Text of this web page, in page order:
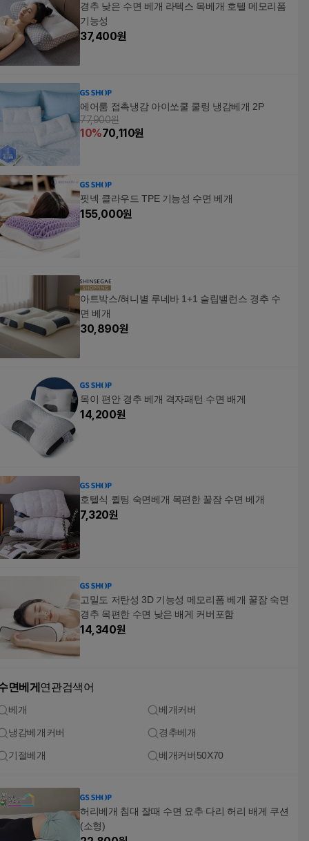
경추 낮은 수면 베개 라텍스 목베개 호텔 메모리폼
기능성
37,400원
에어룸 접촉냉감 아이쏘쿨 쿨링 냉감베개 2P
77,900원
10%70,110원
핏넥 클라우드 TPE 기능성 수면 베개
155,000원
아트박스/혀니별 루네바 1+1 슬립밸런스 경추 수
면 베개
30,890원
목이 편안 경추 베개 격자패턴 수면 배게
14,200원
호텔식 퀼팅 숙면베개 목편한 꿀잠 수면 베개
7,320원
고밀도 저탄성 3D 기능성 메모리폼 베개 꿀잠 숙면
경추 목편한 수면 낮은 배게 커버포함
14,340원
면베게 연관검색어
베개 베개커버
냉감베개커버 경추베개
기절베개 베개커버50X70
허리베개 침대 잘때 수면 요추 다리 허리 배게 쿠션
(소형)